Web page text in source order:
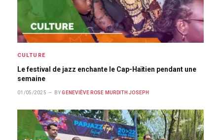
CULTURE
Le festival de jazz enchante le Cap-Haïtien pendant une
semaine
01/05/2025 BY GENEVIÈVE ROSE MURDITH JOSEPH